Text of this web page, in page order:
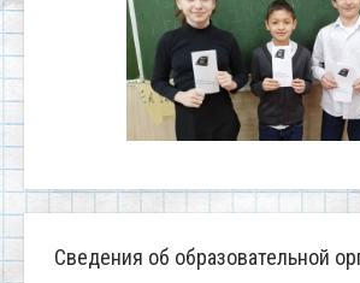
Сведения об образовательной